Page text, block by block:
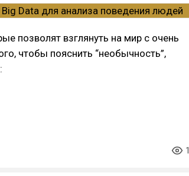
позволят взглянуть на мир с очень
чтобы пояснить “необычность”,